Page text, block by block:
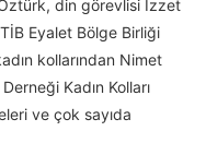
Öztürk, din görevlisi İzzet
Eyalet Bölge Birliği
kollarından Nimet
Kadın Kolları
ve çok sayıda